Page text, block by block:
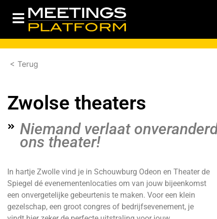
< Terug
Zwolse theaters
Niemand verlaat
ons theater!
In hartje Zwolle vind je in Schouwburg Odeon en Theater de
Spiegel dé evenementenlocaties om van jouw bijeenkomst
een onvergetelijke gebeurtenis te maken. Voor een klein
gezelschap, een groot congres of bedrijfsevenement, je